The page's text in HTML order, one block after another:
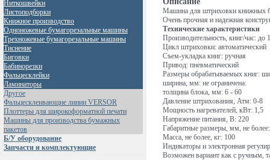
Ниткошвейки
Листоподборки
Книжное производство
Одноножевые бумагорезальные машины
Трехножевые бумагорезальные машины
Тиснение
Биговки
Бабинорезки
Фальцесклейки
Ламинаторы
Другое
Фальцесклеивающие линии VERSOR
Плоттеры для широкоформатной печати
Машины для производства бумажных
пакетов
Б/У оборудование
Запчасти и комплектующие
Машина для штриховки книжных
Очень прочная и надежная
Технические характеристики
Производительность, книг/час: до
Цикл штриховки: автоматический
Съем-укладка книг: ручная
Привод: пневматический
Размеры обрабатываемых книг:
ширина, мм: не ограничена:
толщина блока, мм: 6 - 60
Давление штрихования, Атм: 0-8
Мощность нагревателей, кВт: 1,5
Напряжение питания, В: 220
Габаритные размеры, мм, не
Масса, не более, кг: 100
Индикаторы и электронная
Возможен вариант как с ручным,